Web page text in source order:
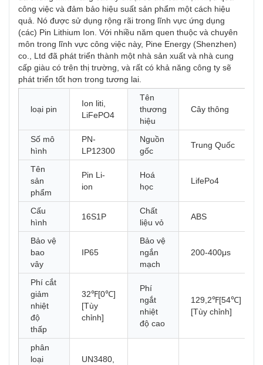
công việc và đảm bảo hiệu suất sản phẩm một cách hiệu
quả. Nó được sử dụng rộng rãi trong lĩnh vực ứng dụng
(các) Pin Lithium Ion. Với nhiều năm quen thuộc và chuyên
môn trong lĩnh vực công việc này, Pine Energy (Shenzhen)
co., Ltd đã phát triển thành một nhà sản xuất và nhà cung
cấp giàu có trên thị trường, và rất có khả năng công ty sẽ
phát triển tốt hơn trong tương lai.
loại pin
Ion liti,
LiFePO4
Tên
thương
hiệu
Cây thông
Số mô
hình
PN-
LP12300
Nguồn
gốc
Trung Quốc
Tên
sản
phẩm
Pin Li-
ion
Hoá
học
LifePo4
Cấu
hình
16S1P
Chất
liệu vỏ
ABS
Bảo vệ
bao
vây
IP65
Bảo vệ
ngắn
mạch
200-400μs
Phí cắt
giảm
nhiệt
độ
thấp
32℉[0℃]
[Tùy
chỉnh]
Phí
ngắt
nhiệt
độ cao
129,2℉[54℃]
[Tùy chỉnh]
phân
loại
UN3480,